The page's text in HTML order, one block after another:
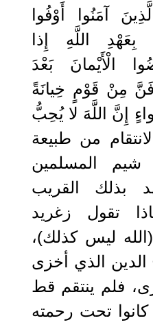
آمَنُوا ‌أَوْفُوا
‌بِعَهْدِ ‌اللَّهِ إِذا
الْأَيْمانَ بَعْدَ
مِنْ قَوْمٍ خِيانَةً
إِنَّ اللَّهَ لا يُحِبُّ
من طبيعة
شيم المسلمين
بذلك القريب
تقول زغريد
ليس كذلك)،
الدين الذي أخزى
فلم ينتقم قط
تحت رحمته